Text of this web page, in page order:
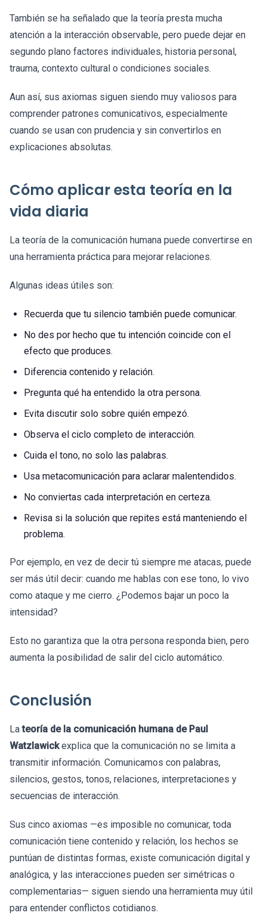
También se ha señalado que la teoría presta mucha
atención a la interacción observable, pero puede dejar en
segundo plano factores individuales, historia personal,
trauma, contexto cultural o condiciones sociales.
Aun así, sus axiomas siguen siendo muy valiosos para
comprender patrones comunicativos, especialmente
cuando se usan con prudencia y sin convertirlos en
explicaciones absolutas.
Cómo aplicar esta teoría en la
vida diaria
La teoría de la comunicación humana puede convertirse en
una herramienta práctica para mejorar relaciones.
Algunas ideas útiles son:
Recuerda que tu silencio también puede comunicar.
No des por hecho que tu intención coincide con el
efecto que produces.
Diferencia contenido y relación.
Pregunta qué ha entendido la otra persona.
Evita discutir solo sobre quién empezó.
Observa el ciclo completo de interacción.
Cuida el tono, no solo las palabras.
Usa metacomunicación para aclarar malentendidos.
No conviertas cada interpretación en certeza.
Revisa si la solución que repites está manteniendo el
problema.
Por ejemplo, en vez de decir tú siempre me atacas, puede
ser más útil decir: cuando me hablas con ese tono, lo vivo
como ataque y me cierro. ¿Podemos bajar un poco la
intensidad?
Esto no garantiza que la otra persona responda bien, pero
aumenta la posibilidad de salir del ciclo automático.
Conclusión
Lateoría de la comunicación humana de Paul
Watzlawickexplica que la comunicación no se limita a
transmitir información. Comunicamos con palabras,
silencios, gestos, tonos, relaciones, interpretaciones y
secuencias de interacción.
Sus cinco axiomas —es imposible no comunicar, toda
comunicación tiene contenido y relación, los hechos se
puntúan de distintas formas, existe comunicación digital y
analógica, y las interacciones pueden ser simétricas o
complementarias— siguen siendo una herramienta muy útil
para entender conflictos cotidianos.